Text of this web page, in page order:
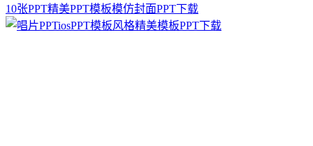
10张PPT精美PPT模板模仿封面PPT下载